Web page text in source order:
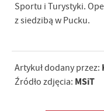
Sportu i Turystyki.
z siedzibą w Pucku.
Artykuł dodany przez:
Źródło zdjęcia: MSiT